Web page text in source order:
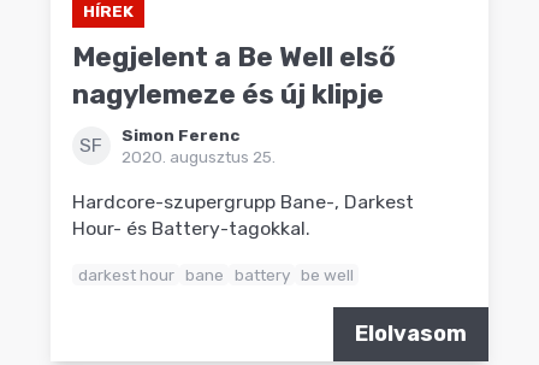
HÍREK
Megjelent a Be Well első
nagylemeze és új klipje
SF
Simon Ferenc
2020. augusztus 25.
Hardcore-szupergrupp Bane-, Darkest
Hour- és Battery-tagokkal.
darkest hour bane battery be well
Elolvasom